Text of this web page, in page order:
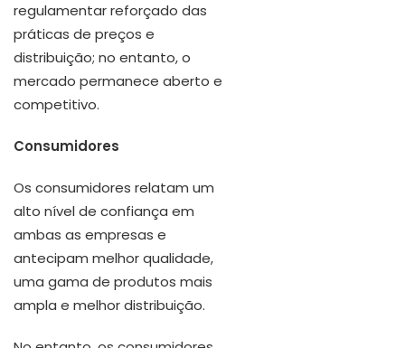
regulamentar reforçado das
práticas de preços e
distribuição; no entanto, o
mercado permanece aberto e
competitivo.
Consumidores
Os consumidores relatam um
alto nível de confiança em
ambas as empresas e
antecipam melhor qualidade,
uma gama de produtos mais
ampla e melhor distribuição.